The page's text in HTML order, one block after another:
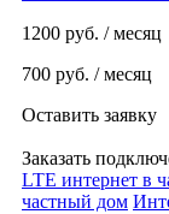
1200 руб. / месяц
700 руб. / месяц
Оставить заявку
Заказать
LTE интернет в
частный дом